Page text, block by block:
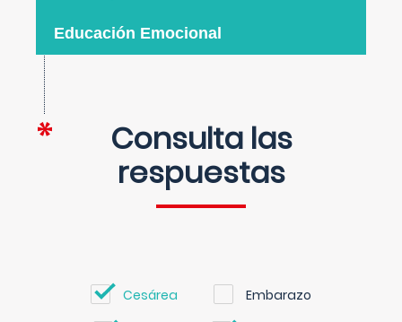
Educación Emocional
Consulta las
respuestas
Cesárea Embarazo